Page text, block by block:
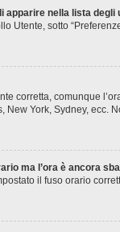
apparire nella lista degli
Utente, sotto
corretta, comunque
New York, Sydney, ecc.
ma l’ora è ancora
il fuso orario